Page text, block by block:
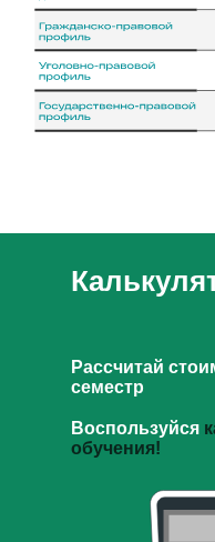
Рассчитай
семестр
Воспользуйся
обучения!